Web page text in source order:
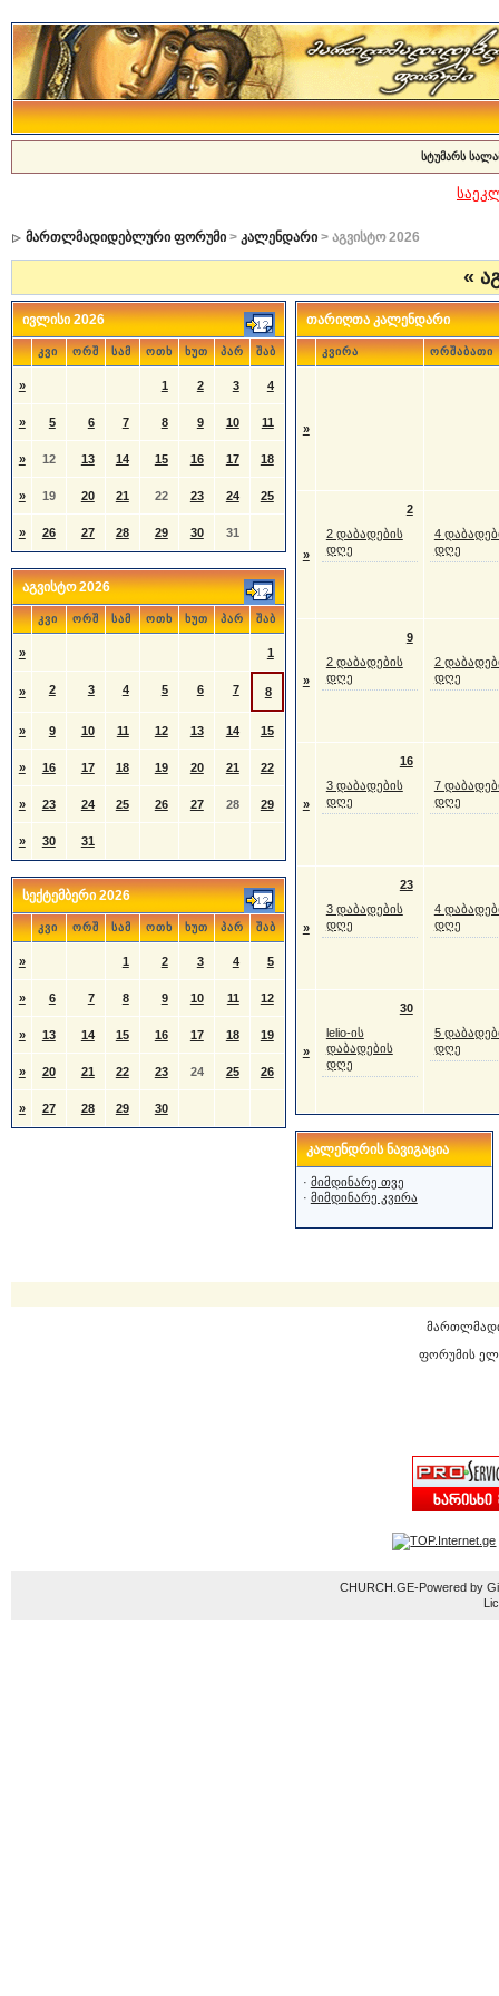
სტუმარს
მართლმადიდებლური ფორუმი> კალენდარი> აგვისტო 2026
«
ივლისი 2026
კვი ორშ სამ ოთხ ხუთ პარ შაბ
» 1 2 3 4
» 5 6 7 8 9 10 11
» 12 13 14 15 16 17 18
» 19 20 21 22 23 24 25
» 26 27 28 29 30 31
აგვისტო 2026
კვი ორშ სამ ოთხ ხუთ პარ შაბ
» 1
» 2 3 4 5 6 7 8
» 9 10 11 12 13 14 15
» 16 17 18 19 20 21 22
» 23 24 25 26 27 28 29
» 30 31
სექტემბერი 2026
კვი ორშ სამ ოთხ ხუთ პარ შაბ
» 1 2 3 4 5
» 6 7 8 9 10 11 12
» 13 14 15 16 17 18 19
» 20 21 22 23 24 25 26
» 27 28 29 30
თარიღთა კალენდარი
კვირა ორშაბათი
»
»
2
2 დაბადების
დღე
4
დღე
»
9
2 დაბადების
დღე
2
დღე
»
16
3 დაბადების
დღე
7
დღე
»
23
3 დაბადების
დღე
4
დღე
»
30
lelio-ის
დაბადების
დღე
5
დღე
კალენდრის ნავიგაცია
· მიმდინარე თვე
· მიმდინარე კვირა
ფორუმის
CHURCH.GE-Powered by